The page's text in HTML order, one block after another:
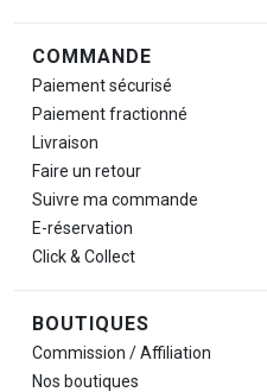
COMMANDE
Paiement sécurisé
Paiement fractionné
Livraison
Faire un retour
Suivre ma commande
E-réservation
Click & Collect
BOUTIQUES
Commission / Affiliation
Nos boutiques